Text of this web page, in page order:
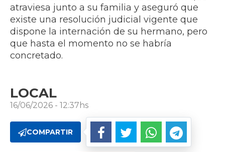
atraviesa junto a su familia y aseguró que
existe una resolución judicial vigente que
dispone la internación de su hermano, pero
que hasta el momento no se habría
concretado.
LOCAL
16/06/2026 - 12:37hs
COMPARTIR